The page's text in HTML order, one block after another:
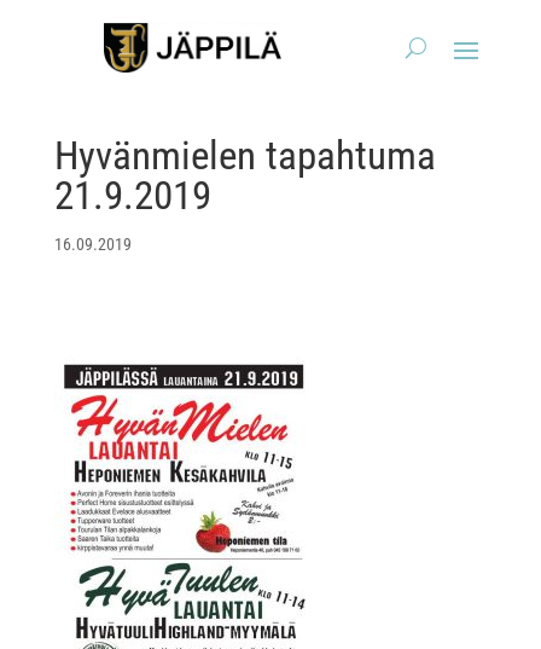
Hyvänmielen tapahtuma
21.9.2019
16.09.2019